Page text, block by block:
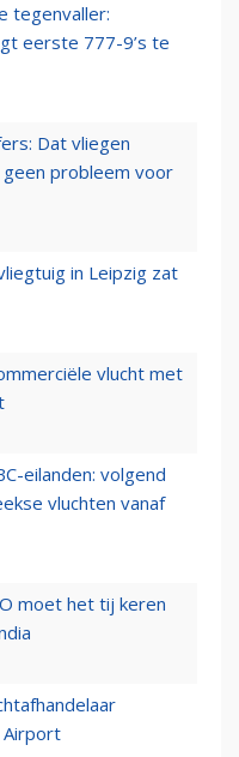
tegenvaller:
eerste 777-9’s te
Dat vliegen
probleem voor
in Leipzig zat
vlucht met
eilanden: volgend
vluchten vanaf
moet het tij keren
Airport